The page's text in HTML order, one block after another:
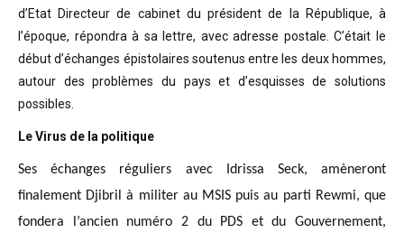
d’Etat Directeur de cabinet du président de
la République, à
l’époque, répondra à sa lettre, avec adresse postale. C’était le
début d’échanges épistolaires soutenus entre les deux hommes,
autour des problèmes du pays et d’esquisses de solutions
possibles.
Le Virus de la politique
Ses échanges réguliers avec Idrissa Seck, amèneront
finalement Djibril à militer au MSIS puis au parti Rewmi, que
fondera l’ancien numéro 2 du PDS et du Gouvernement,